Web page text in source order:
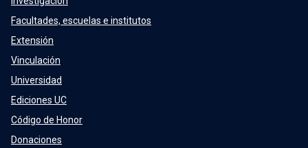
Facultades, escuelas e institutos
Extensión
Vinculación
Universidad
Ediciones UC
Código de Honor
Donaciones